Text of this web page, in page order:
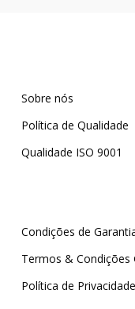
Sobre nós
Política de Qualidade
Qualidade ISO 9001
Condições de
Termos & Condições
Política de Privacidade